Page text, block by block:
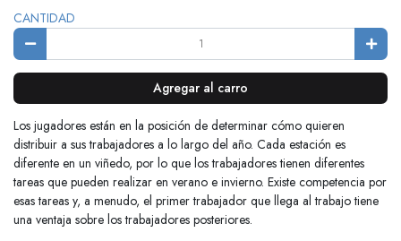
CANTIDAD
Agregar al carro
Los jugadores están en la posición de determinar cómo quieren
distribuir a sus trabajadores a lo largo del año. Cada estación es
diferente en un viñedo, por lo que los trabajadores tienen diferentes
tareas que pueden realizar en verano e invierno. Existe competencia por
esas tareas y, a menudo, el primer trabajador que llega al trabajo tiene
una ventaja sobre los trabajadores posteriores.